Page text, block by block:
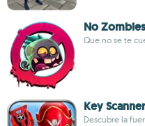
No
Que no se te
Key Scanner
Descubre la